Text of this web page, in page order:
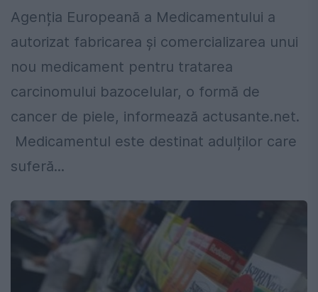
Agenția Europeană a Medicamentului a
autorizat fabricarea şi comercializarea unui
nou medicament pentru tratarea
carcinomului bazocelular, o formă de
cancer de piele, informează actusante.net.
Medicamentul este destinat adulților care
suferă...